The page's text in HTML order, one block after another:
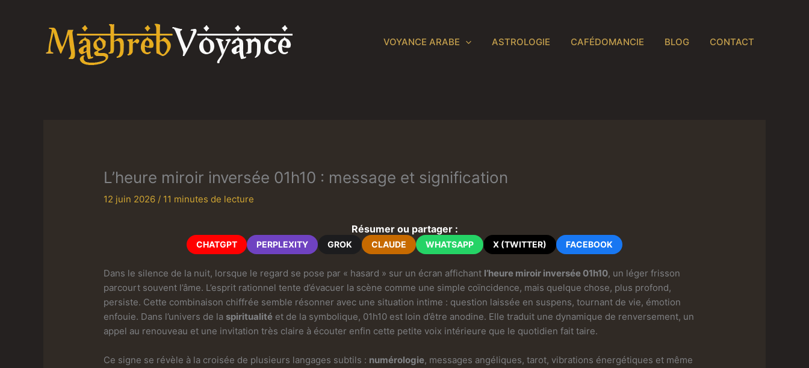
VOYANCE ARABE ASTROLOGIE CAFÉDOMANCIE BLOG CONTACT
L’heure miroir inversée 01h10 : message et signification
12 juin 2026 / 11 minutes de lecture
Résumer ou partager :
CHATGPT PERPLEXITY GROK CLAUDE WHATSAPP X (TWITTER) FACEBOOK
Dans le silence de la nuit, lorsque le regard se pose par « hasard » sur un écran affichant l’heure miroir inversée 01h10, un léger frisson
parcourt souvent l’âme. L’esprit rationnel tente d’évacuer la scène comme une simple coïncidence, mais quelque chose, plus profond,
persiste. Cette combinaison chiffrée semble résonner avec une situation intime : question laissée en suspens, tournant de vie, émotion
enfouie. Dans l’univers de la spiritualité et de la symbolique, 01h10 est loin d’être anodine. Elle traduit une dynamique de renversement, un
appel au renouveau et une invitation très claire à écouter enfin cette petite voix intérieure que le quotidien fait taire.
Ce signe se révèle à la croisée de plusieurs langages subtils : numérologie, messages angéliques, tarot, vibrations énergétiques et même